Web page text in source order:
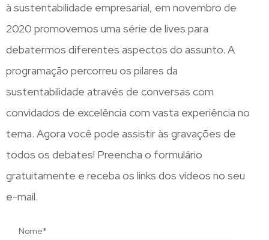
à sustentabilidade empresarial, em novembro de
2020 promovemos uma série de lives para
debatermos diferentes aspectos do assunto. A
programação percorreu os pilares da
sustentabilidade através de conversas com
convidados de excelência com vasta experiência no
tema. Agora você pode assistir às gravações de
todos os debates! Preencha o formulário
gratuitamente e receba os links dos vídeos no seu
e-mail.
Nome*